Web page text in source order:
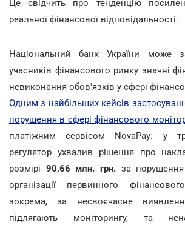
Це свідчить про тенденцію
реальної фінансової відповідальності.
Національний банк України може
учасників фінансового ринку значні
невиконання обов'язків у сфері
Одним з найбільших кейсів
порушення в сфері фінансового
платіжним сервісом NovaPay: у
регулятор ухвалив рішення про
розмірі 90,66 млн. грн.за порушення
організації первинного
зокрема, за несвоєчасне
підлягають моніторингу, та